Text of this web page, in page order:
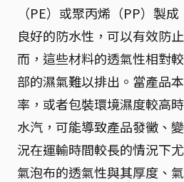
（PE）或聚丙烯（PP）製
良好的防水性，可以有效防
而，這些材料的透氣性相對
部的濕氣難以排出。當產品
率，或者包裝環境濕度較高
水汽，可能導致產品發黴、
況在運輸時間較長的情況下
氣泡布的透氣性與其厚度、